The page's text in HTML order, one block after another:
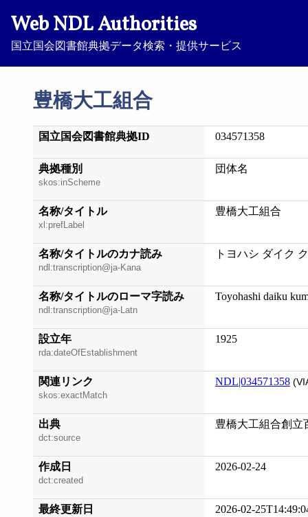
Web NDL Authorities
国立国会図書館典拠データ検索・提供サービス
豊橋大工組合
国立国会図書館典拠ID 034571358
典拠種別
skos:inScheme
団体名
名称/タイトル
xl:prefLabel
豊橋大工組合
名称/タイトルのカナ読み
ndl:transcription@ja-Kana
トヨハシ ダイク
名称/タイトルのローマ字読み
ndl:transcription@ja-Latn
Toyohashi daiku
設立年
rda:dateOfEstablishment
1925
関連リンク
skos:exactMatch
NDL|034571358
出典
dct:source
豊橋大工組合創立
作成日
dct:created
2026-02-24
最終更新日 2026-02-